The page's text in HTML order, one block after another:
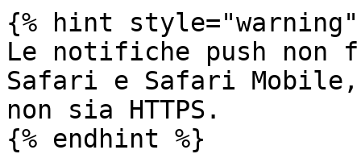
{% hint style="warning"
Le notifiche push non
Safari e Safari
non sia HTTPS.
{% endhint %}